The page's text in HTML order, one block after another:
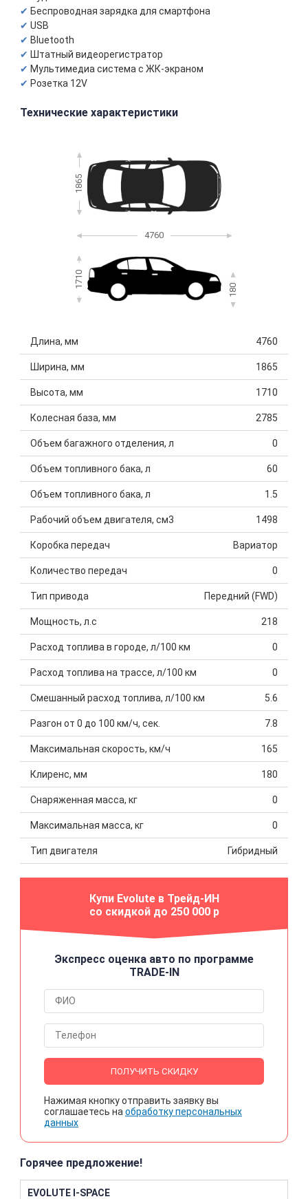
Беспроводная зарядка для смартфона
USB
Bluetooth
Штатный видеорегистратор
Мультимедиа система с ЖК-экраном
Розетка 12V
Технические характеристики
1865
4760
1710
180
Длина, мм 4760
Ширина, мм 1865
Высота, мм 1710
Колесная база, мм 2785
Объем багажного отделения, л 0
Объем топливного бака, л 60
Объем топливного бака, л 1.5
Рабочий объем двигателя, см3 1498
Коробка передач Вариатор
Количество передач 0
Тип привода Передний (FWD)
Мощность, л.с 218
Расход топлива в городе, л/100 км 0
Расход топлива на трассе, л/100 км 0
Смешанный расход топлива, л/100 км 5.6
Разгон от 0 до 100 км/ч, сек. 7.8
Максимальная скорость, км/ч 165
Клиренс, мм 180
Снаряженная масса, кг 0
Максимальная масса, кг 0
Тип двигателя Гибридный
Купи Evolute в Трейд-ИН
со скидкой до 250 000 р
Экспресс оценка авто по программе
TRADE-IN
ПОЛУЧИТЬ СКИДКУ
Нажимая кнопку отправить заявку вы
соглашаетесь на обработку персональных
данных
Горячее предложение!
EVOLUTE I-SPACE